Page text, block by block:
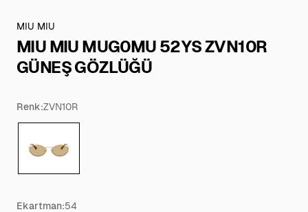
MIU MIU
MIU MIU MUG0MU 52YS ZVN10R
GÜNEŞ GÖZLÜĞÜ
Renk:ZVN10R
Ekartman:54